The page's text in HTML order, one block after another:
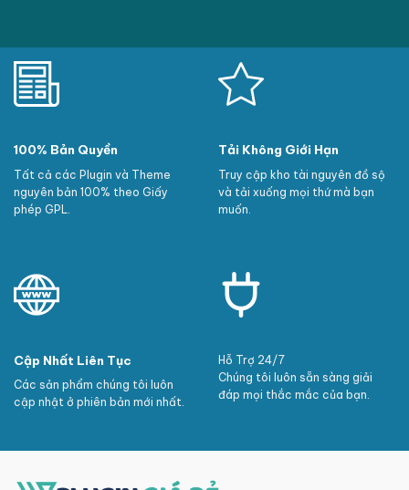
100% Bản Quyền
Tất cả các Plugin và Theme
nguyên bản 100% theo Giấy
phép GPL.
Tải Không Giới Hạn
Truy cập kho tài nguyên đồ sộ
và tải xuống mọi thứ mà bạn
muốn.
Cập Nhất Liên Tục
Các sản phẩm chúng tôi luôn
cập nhật ở phiên bản mới nhất.
Hỗ Trợ 24/7
Chúng tôi luôn sẵn sàng giải
đáp mọi thắc mắc của bạn.